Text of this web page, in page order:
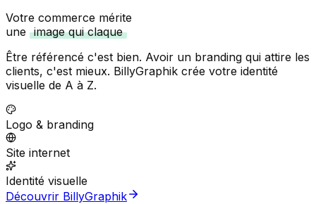
Votre commerce mérite
une image qui claque
Être référencé c'est bien. Avoir un branding qui attire les
clients, c'est mieux. BillyGraphik crée votre identité
visuelle de A à Z.
Logo & branding
Site internet
Identité visuelle
Découvrir BillyGraphik